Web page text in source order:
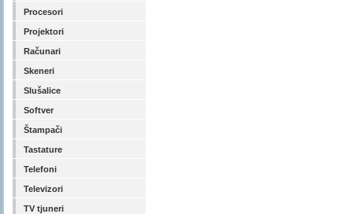
Procesori
Projektori
Računari
Skeneri
Slušalice
Softver
Štampači
Tastature
Telefoni
Televizori
TV tjuneri